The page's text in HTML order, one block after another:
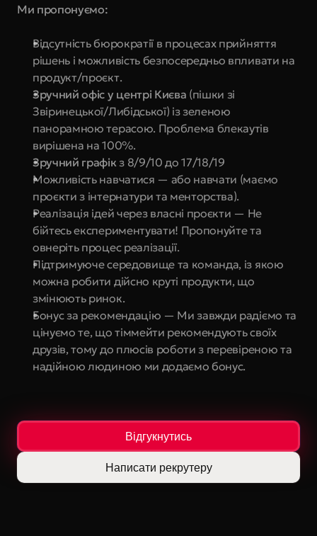
Ми пропонуємо:
Відсутність бюрократії в процесах прийняття
рішень і можливість безпосередньо впливати на
продукт/проєкт.
Зручний офіс у центрі Києва (пішки зі
Звіринецької/Либідської) із зеленою
панорамною терасою. Проблема блекаутів
вирішена на 100%.
Зручний графік з 8/9/10 до 17/18/19
Можливість навчатися — або навчати (маємо
проєкти з інтернатури та менторства).
Реалізація ідей через власні проєкти — Не
бійтесь експериментувати! Пропонуйте та
овнеріть процес реалізації.
Підтримуюче середовище та команда, із якою
можна робити дійсно круті продукти, що
змінюють ринок.
Бонус за рекомендацію — Ми завжди радіємо та
цінуємо те, що тіммейти рекомендують своїх
друзів, тому до плюсів роботи з перевіреною та
надійною людиною ми додаємо бонус.
Відгукнутись
Написати рекрутеру